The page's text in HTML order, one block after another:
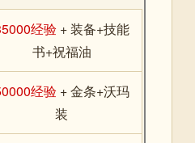
经验+ 装备+技能
书+祝福油
经验+ 金条+沃玛
装